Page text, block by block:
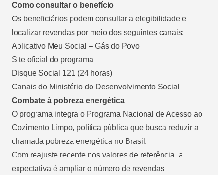
Como consultar o benefício
Os beneficiários podem consultar a elegibilidade e
localizar revendas por meio dos seguintes canais:
Aplicativo Meu Social – Gás do Povo
Site oficial do programa
Disque Social 121 (24 horas)
Canais do Ministério do Desenvolvimento Social
Combate à pobreza energética
O programa integra o Programa Nacional de Acesso ao
Cozimento Limpo, política pública que busca reduzir a
chamada pobreza energética no Brasil.
Com reajuste recente nos valores de referência, a
expectativa é ampliar o número de revendas